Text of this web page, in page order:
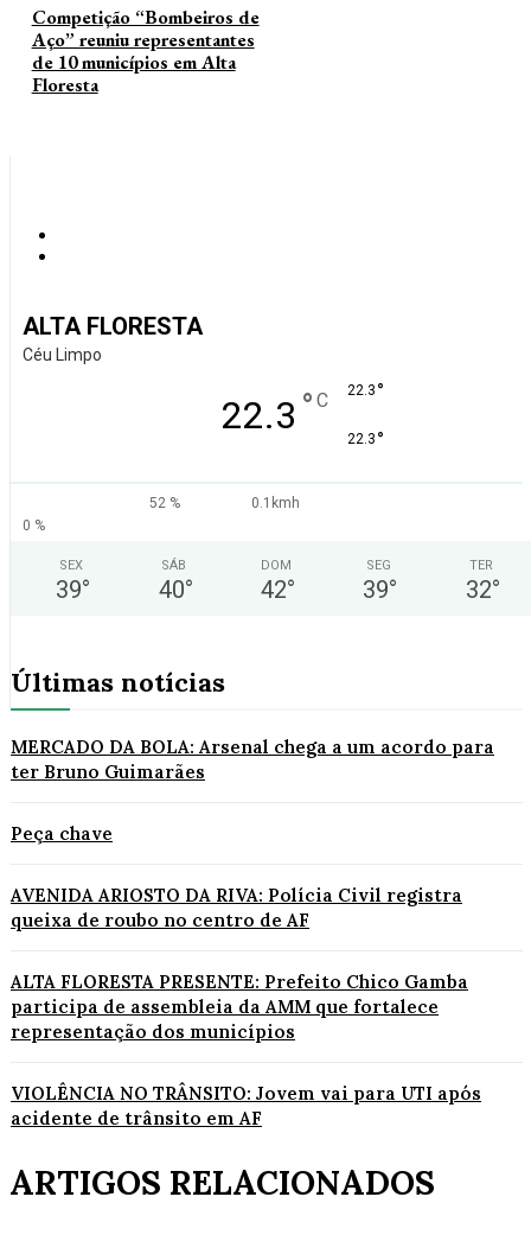
Competição “Bombeiros de
Aço” reuniu representantes
de 10 municípios em Alta
Floresta
ALTA FLORESTA
Céu Limpo
22.3 ° C 22.3 °
22.3 °
52 %
0.1kmh
0 %
SEX
39°
SÁB
40°
DOM
42°
SEG
39°
TER
32°
Últimas notícias
MERCADO DA BOLA: Arsenal chega a um acordo para
ter Bruno Guimarães
Peça chave
AVENIDA ARIOSTO DA RIVA: Polícia Civil registra
queixa de roubo no centro de AF
ALTA FLORESTA PRESENTE: Prefeito Chico Gamba
participa de assembleia da AMM que fortalece
representação dos municípios
VIOLÊNCIA NO TRÂNSITO: Jovem vai para UTI após
acidente de trânsito em AF
ARTIGOS RELACIONADOS